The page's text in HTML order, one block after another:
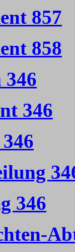
857
858
346
346